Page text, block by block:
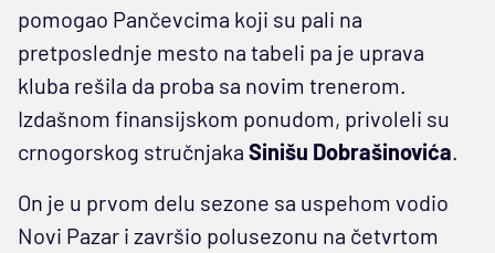
pomogao Pančevcima koji su pali na
pretposlednje mesto na tabeli pa je uprava
kluba rešila da proba sa novim trenerom.
Izdašnom finansijskom ponudom, privoleli su
crnogorskog stručnjaka Sinišu Dobrašinovića.
On je u prvom delu sezone sa uspehom vodio
Novi Pazar i završio polusezonu na četvrtom